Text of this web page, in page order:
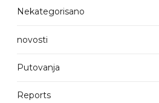
Nekategorisano
novosti
Putovanja
Reports